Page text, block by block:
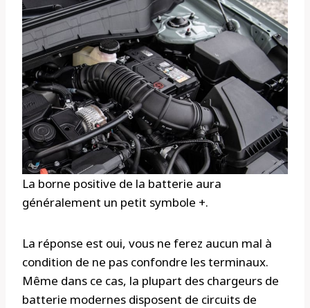
La borne positive de la batterie aura
généralement un petit symbole +.
La réponse est oui, vous ne ferez aucun mal à
condition de ne pas confondre les terminaux.
Même dans ce cas, la plupart des chargeurs de
batterie modernes disposent de circuits de